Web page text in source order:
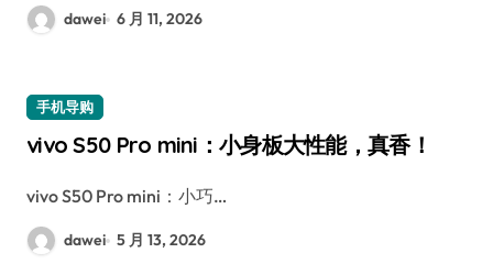
dawei 6 月 11, 2026
手机导购
vivo S50 Pro mini：小身板大性能，真香！
vivo S50 Pro mini：小巧…
dawei 5 月 13, 2026